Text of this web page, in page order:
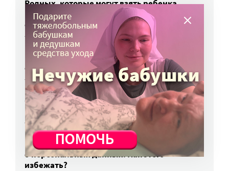
Родных, которые могут взять ребенка
из проблемной семьи, предлагают искать
с полицией
7 авг, 17:06
Родителей детей-инвалидов просят пройти
опрос о трудоустройстве
7 авг, 15:34
«Энхерту» от рака груди включили
в перечень жизненно важных препаратов
7 авг, 15:15
НКО часто рискуют нарушить закон
о персональных данных. Как этого
избежать?